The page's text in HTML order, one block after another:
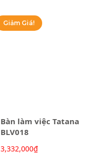
Giảm Giá!
Bàn làm việc Tatana
BLV018
3,332,000₫